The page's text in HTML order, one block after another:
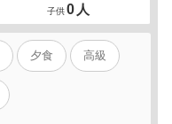
子供 0 人
夕食 高級